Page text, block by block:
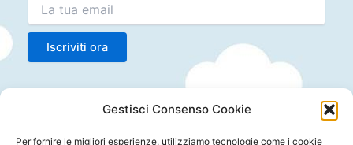
Gestisci Consenso Cookie
Per fornire le migliori esperienze, utilizziamo tecnologie come i cookie
Laboratorio Montessori 10-24 mesi: Scoperta e
Crescita